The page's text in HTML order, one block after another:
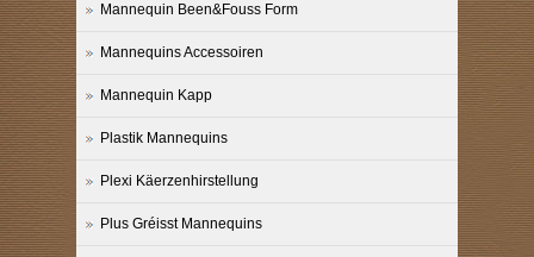
Mannequin Been&Fouss Form
Mannequins Accessoiren
Mannequin Kapp
Plastik Mannequins
Plexi Käerzenhirstellung
Plus Gréisst Mannequins